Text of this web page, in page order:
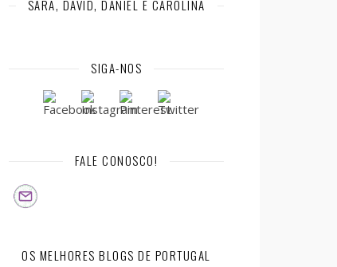
SARA, DAVID, DANIEL E CAROLINA
SIGA-NOS
FALE CONOSCO!
OS MELHORES BLOGS DE PORTUGAL